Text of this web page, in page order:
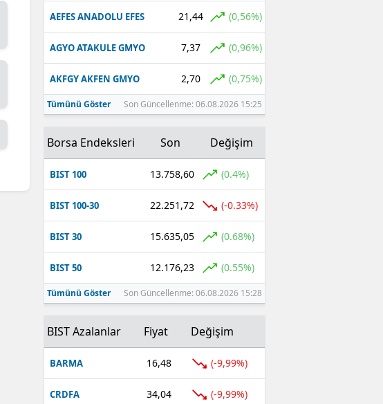
AEFES ANADOLU EFES 21,44 (0,56%)
AGYO ATAKULE GMYO 7,37 (0,96%)
AKFGY AKFEN GMYO 2,70 (0,75%)
Tümünü Göster Son Güncellenme: 06.08.2026 15:25
Borsa Endeksleri Son Değişim
BIST 100 13.758,60 (0.4%)
BIST 100-30 22.251,72 (-0.33%)
BIST 30 15.635,05 (0.68%)
BIST 50 12.176,23 (0.55%)
Tümünü Göster Son Güncellenme: 06.08.2026 15:28
BIST Azalanlar Fiyat Değişim
BARMA 16,48 (-9,99%)
CRDFA 34,04 (-9,99%)